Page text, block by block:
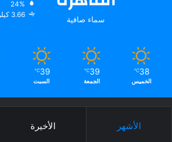
سماء صافية
24%
3.66 كيلومتر/ساعة
38
℃
الخميس
39
℃
الجمعة
39
℃
السبت
الأشهر الأخيرة